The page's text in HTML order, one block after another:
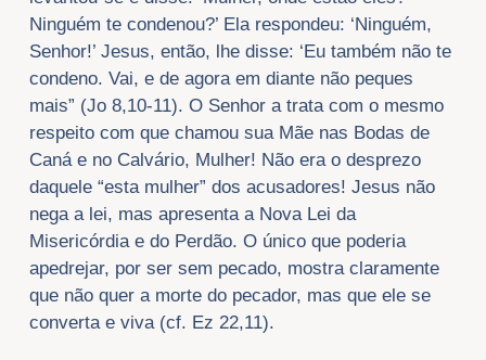
Ninguém te condenou?’ Ela respondeu: ‘Ninguém,
Senhor!’ Jesus, então, lhe disse: ‘Eu também não te
condeno. Vai, e de agora em diante não peques
mais” (Jo 8,10-11). O Senhor a trata com o mesmo
respeito com que chamou sua Mãe nas Bodas de
Caná e no Calvário, Mulher! Não era o desprezo
daquele “esta mulher” dos acusadores! Jesus não
nega a lei, mas apresenta a Nova Lei da
Misericórdia e do Perdão. O único que poderia
apedrejar, por ser sem pecado, mostra claramente
que não quer a morte do pecador, mas que ele se
converta e viva (cf. Ez 22,11).